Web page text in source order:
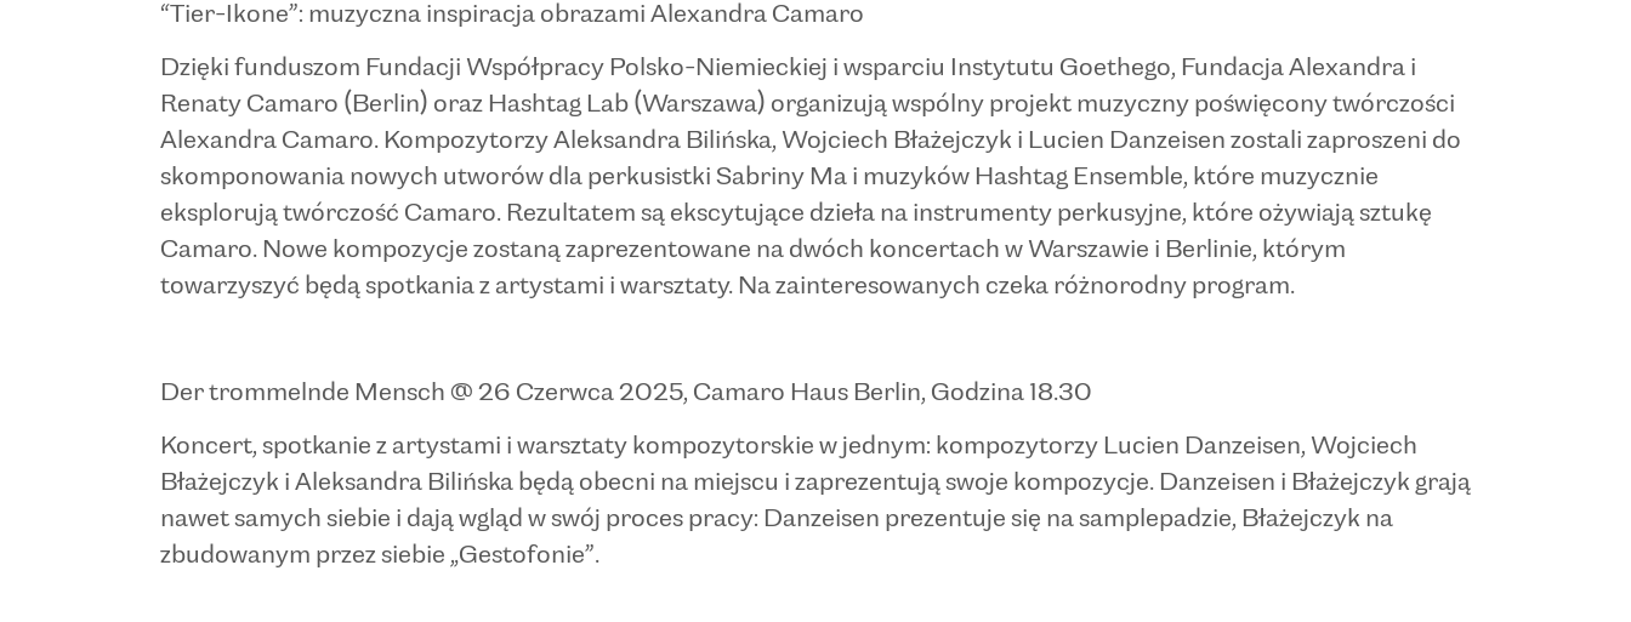
“Tier-Ikone”: muzyczna inspiracja obrazami Alexandra Camaro
Dzięki funduszom Fundacji Współpracy Polsko-Niemieckiej i wsparciu Instytutu Goethego, Fundacja Alexandra i
Renaty Camaro (Berlin) oraz Hashtag Lab (Warszawa) organizują wspólny projekt muzyczny poświęcony twórczości
Alexandra Camaro. Kompozytorzy Aleksandra Bilińska, Wojciech Błażejczyk i Lucien Danzeisen zostali zaproszeni do
skomponowania nowych utworów dla perkusistki Sabriny Ma i muzyków Hashtag Ensemble, które muzycznie
eksplorują twórczość Camaro. Rezultatem są ekscytujące dzieła na instrumenty perkusyjne, które ożywiają sztukę
Camaro. Nowe kompozycje zostaną zaprezentowane na dwóch koncertach w Warszawie i Berlinie, którym
towarzyszyć będą spotkania z artystami i warsztaty. Na zainteresowanych czeka różnorodny program.
Der trommelnde Mensch @ 26 Czerwca 2025, Camaro Haus Berlin, Godzina 18.30
Koncert, spotkanie z artystami i warsztaty kompozytorskie w jednym: kompozytorzy Lucien Danzeisen, Wojciech
Błażejczyk i Aleksandra Bilińska będą obecni na miejscu i zaprezentują swoje kompozycje. Danzeisen i Błażejczyk grają
nawet samych siebie i dają wgląd w swój proces pracy: Danzeisen prezentuje się na samplepadzie, Błażejczyk na
zbudowanym przez siebie „Gestofonie”.